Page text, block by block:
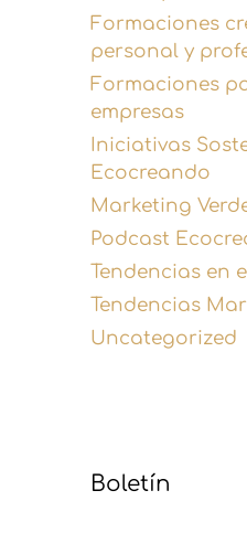
Formaciones
personal y
Formaciones
empresas
Iniciativas
Ecocreando
Marketing
Podcast
Tendencias en
Tendencias
Uncategorized
Boletín